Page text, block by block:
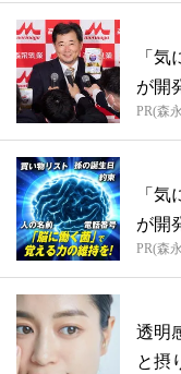
「
が開
PR(森
「
が開
PR(森
透明
と摂